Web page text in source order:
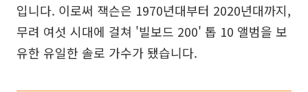
입니다. 이로써 잭슨은 1970년대부터 2020년대까지,
무려 여섯 시대에 걸쳐 '빌보드 200' 톱 10 앨범을 보
유한 유일한 솔로 가수가 됐습니다.